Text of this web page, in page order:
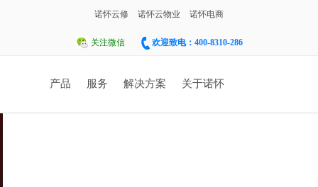
诺怀云修 诺怀云物业 诺怀电商
关注微信 欢迎致电：400-8310-286
产品 服务 解决方案 关于诺怀